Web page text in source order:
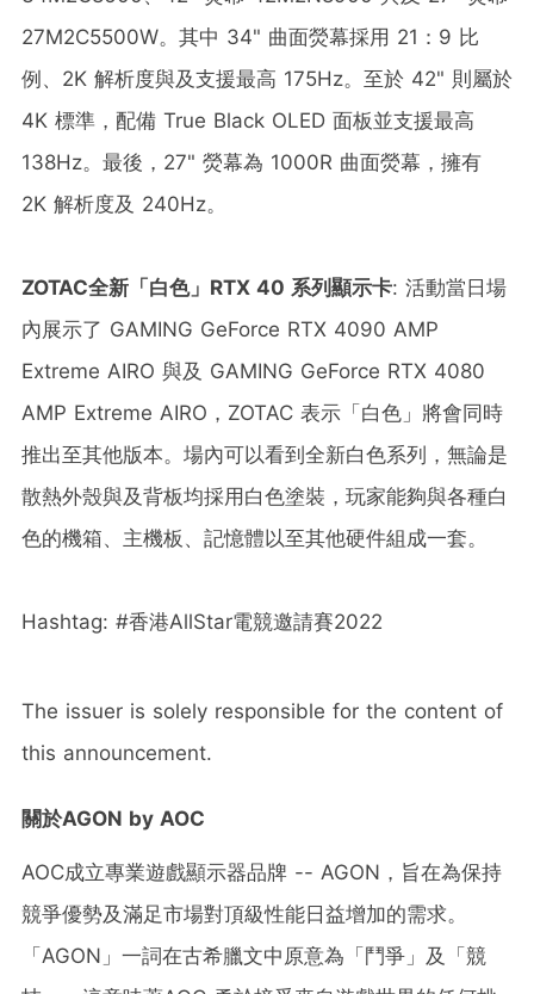
27M2C5500W。其中 34" 曲面熒幕採用 21：9 比
例、2K 解析度與及支援最高 175Hz。至於 42" 則屬於
4K 標準，配備 True Black OLED 面板並支援最高
138Hz。最後，27" 熒幕為 1000R 曲面熒幕，擁有
2K 解析度及 240Hz。
ZOTAC全新「白色」 RTX 40 系列顯示卡: 活動當日場
內展示了 GAMING GeForce RTX 4090 AMP
Extreme AIRO 與及 GAMING GeForce RTX 4080
AMP Extreme AIRO，ZOTAC 表示「白色」將會同時
推出至其他版本。場內可以看到全新白色系列，無論是
散熱外殼與及背板均採用白色塗裝，玩家能夠與各種白
色的機箱、主機板、記憶體以至其他硬件組成一套。
Hashtag: #香港AllStar電競邀請賽2022
The issuer is solely responsible for the content of
this announcement.
關於AGON by AOC
AOC成立專業遊戲顯示器品牌 -- AGON，旨在為保持
競爭優勢及滿足市場對頂級性能日益增加的需求。
「AGON」一詞在古希臘文中原意為「鬥爭」及「競